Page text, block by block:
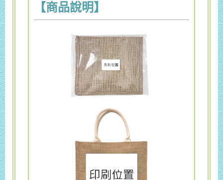
【商品說明】